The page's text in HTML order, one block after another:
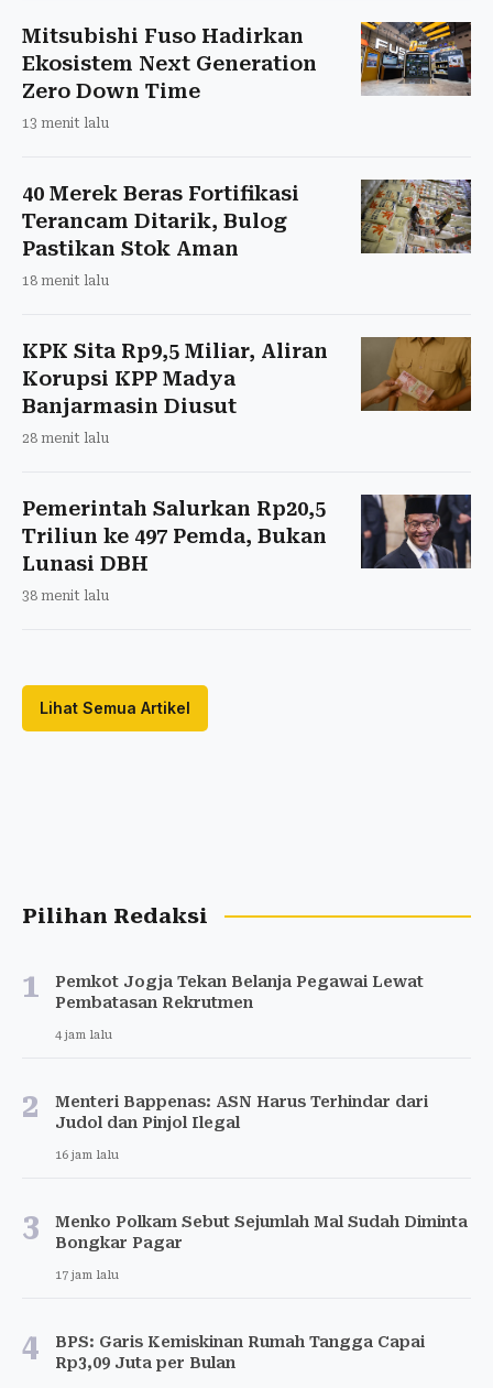
Mitsubishi Fuso Hadirkan
Ekosistem Next Generation
Zero Down Time
13 menit lalu
40 Merek Beras Fortifikasi
Terancam Ditarik, Bulog
Pastikan Stok Aman
18 menit lalu
KPK Sita Rp9,5 Miliar, Aliran
Korupsi KPP Madya
Banjarmasin Diusut
28 menit lalu
Pemerintah Salurkan Rp20,5
Triliun ke 497 Pemda, Bukan
Lunasi DBH
38 menit lalu
Lihat Semua Artikel
Pilihan Redaksi
1
Pemkot Jogja Tekan Belanja Pegawai Lewat
Pembatasan Rekrutmen
4 jam lalu
2
Menteri Bappenas: ASN Harus Terhindar dari
Judol dan Pinjol Ilegal
16 jam lalu
3
Menko Polkam Sebut Sejumlah Mal Sudah Diminta
Bongkar Pagar
17 jam lalu
4
BPS: Garis Kemiskinan Rumah Tangga Capai
Rp3,09 Juta per Bulan